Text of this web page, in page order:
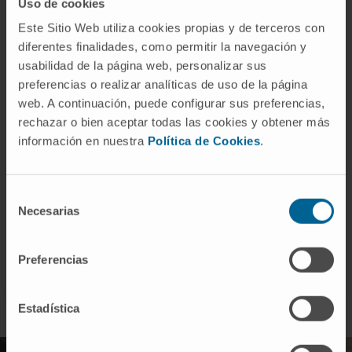
Uso de cookies
Este Sitio Web utiliza cookies propias y de terceros con
diferentes finalidades, como permitir la navegación y
usabilidad de la página web, personalizar sus
preferencias o realizar analíticas de uso de la página
web. A continuación, puede configurar sus preferencias,
rechazar o bien aceptar todas las cookies y obtener más
información en nuestra Política de Cookies.
Necesarias
Preferencias
Estadística
Dr. Alejandra de la Fuente Añó
Voir le CV
Spécialiste
Service de Chirurgie Thoracique
Siège de Madrid
Accédez à l’ensemble du corps médical de la Clinique